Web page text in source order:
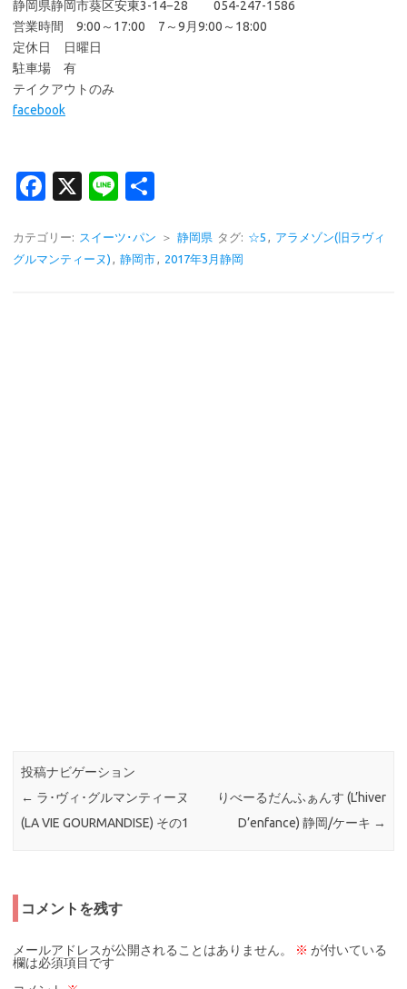
静岡県静岡市葵区安東3-14−28 054-247-1586
営業時間 9:00～17:00 7～9月9:00～18:00
定休日 日曜日
駐車場 有
テイクアウトのみ
facebook
Fa
e
b
X
Li
e
カテゴリー: スイーツ･パン ＞ 静岡県 タグ: ☆5
アラメゾン(旧ラヴィ
グルマンティーヌ)
静岡市 2017年3月静岡
投稿ナビゲーション
← ラ･ヴィ･グルマンティーヌ
(LA VIE GOURMANDISE) その1
りべーるだんふぁんす (L’hiver
D’enfance) 静岡/ケーキ →
コメントを残す
メールアドレスが公開されることはありません。 ※ が付いている
欄は必須項目です